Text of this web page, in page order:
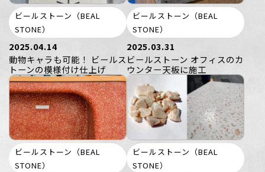
ビールストーン（BEAL
STONE）
2025.04.14
動物キャラも可能！ ビールス
トーンの模様付け仕上げ
ビールストーン（BEAL
STONE）
2025.03.31
ビールストーン オフィスのカ
ウンター天板に施工
ビールストーン（BEAL
STONE）
ビールストーン（BEAL
STONE）